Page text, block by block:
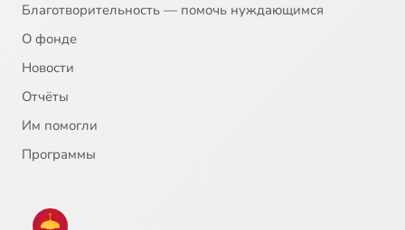
Благотворительность — помочь нуждающимся
О фонде
Новости
Отчёты
Им помогли
Программы